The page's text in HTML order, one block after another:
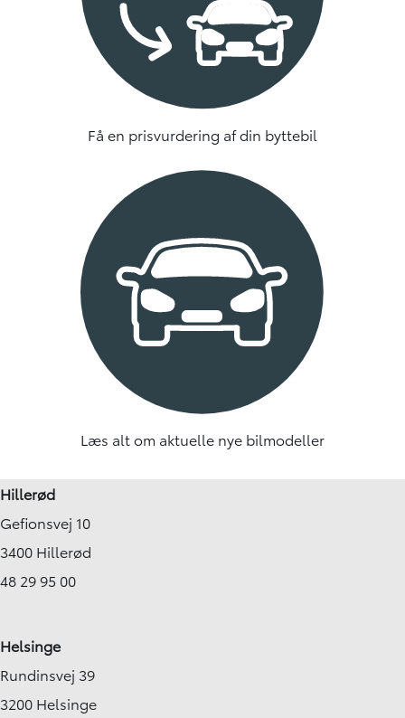
Få en prisvurdering af din byttebil
Læs alt om aktuelle nye bilmodeller
Hillerød
Gefionsvej 10
3400 Hillerød
48 29 95 00
Helsinge
Rundinsvej 39
3200 Helsinge